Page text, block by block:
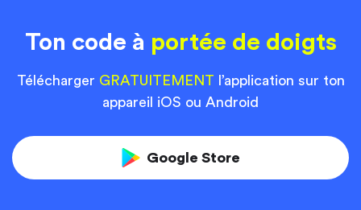
Ton code à portée de doigts
Télécharger GRATUITEMENT l’application sur ton
appareil iOS ou Android
Google Store